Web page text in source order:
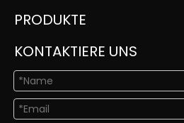
PRODUKTE
KONTAKTIERE UNS